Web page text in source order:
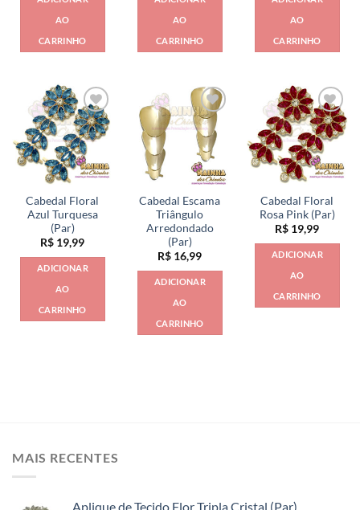
AO
CARRINHO
AO
CARRINHO
AO
CARRINHO
Cabedal Floral
Azul Turquesa
(Par)
R$ 19,99
ADICIONAR
AO
CARRINHO
Cabedal Escama
Triângulo
Arredondado
(Par)
R$ 16,99
ADICIONAR
AO
CARRINHO
Cabedal Floral
Rosa Pink (Par)
R$ 19,99
ADICIONAR
AO
CARRINHO
MAIS RECENTES
Aplique de Tecido Flor Tripla Cristal (Par)